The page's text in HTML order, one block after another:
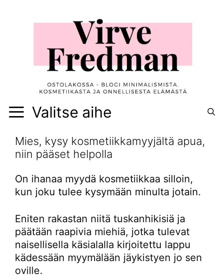
Valitse aihe
Mies, kysy kosmetiikkamyyjältä apua,
niin pääset helpolla
On ihanaa myydä kosmetiikkaa silloin,
kun joku tulee kysymään minulta jotain.
Eniten rakastan niitä tuskanhikisiä ja
päätään raapivia miehiä, jotka tulevat
naisellisella käsialalla kirjoitettu lappu
kädessään myymälään jäykistyen jo sen
oville.